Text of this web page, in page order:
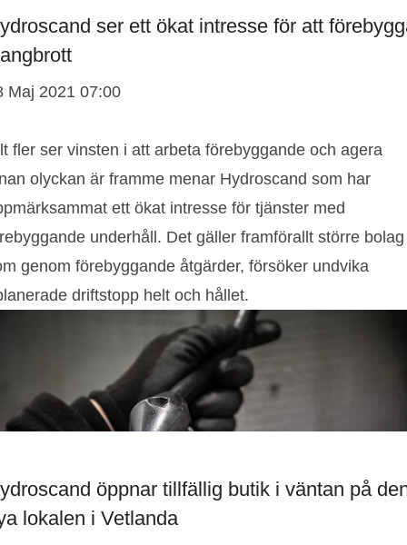
ser ett ökat intresse för att
Maj 2021 07:00
fler ser vinsten i att arbeta förebyggande och agera
olyckan är framme menar Hydroscand som har
ett ökat intresse för tjänster med
underhåll. Det gäller framförallt större bolag
genom förebyggande åtgärder, försöker undvika
driftstopp helt och hållet.
öppnar tillfällig butik i väntan på
lokalen i Vetlanda